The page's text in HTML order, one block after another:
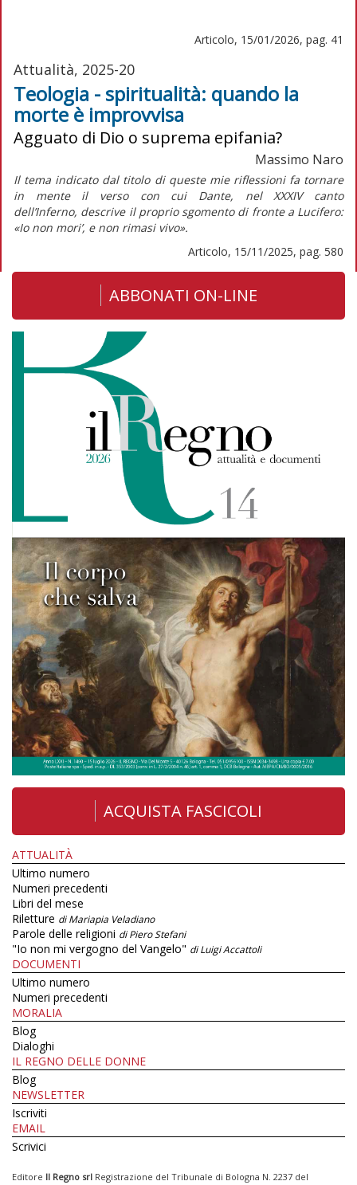
Articolo, 15/01/2026, pag. 41
Attualità, 2025-20
Teologia - spiritualità: quando la
morte è improvvisa
Agguato di Dio o suprema epifania?
Massimo Naro
Il tema indicato dal titolo di queste mie riflessioni fa tornare
in mente il verso con cui Dante, nel XXXIV canto
dell’Inferno, descrive il proprio sgomento di fronte a Lucifero:
«Io non mori’, e non rimasi vivo».
Articolo, 15/11/2025, pag. 580
ABBONATI ON-LINE
ACQUISTA FASCICOLI
ATTUALITÀ
Ultimo numero
Numeri precedenti
Libri del mese
Riletture di Mariapia Veladiano
Parole delle religioni di Piero Stefani
"Io non mi vergogno del Vangelo" di Luigi Accattoli
DOCUMENTI
Ultimo numero
Numeri precedenti
MORALIA
Blog
Dialoghi
IL REGNO DELLE DONNE
Blog
NEWSLETTER
Iscriviti
EMAIL
Scrivici
Editore Il Regno srl Registrazione del Tribunale di Bologna N. 2237 del